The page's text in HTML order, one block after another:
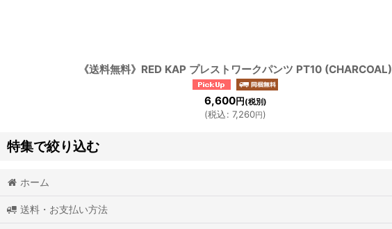
《送料無料》RED KAP プレストワークパンツ PT10 (CHARCOAL)
6,600円 (税別)
(税込: 7,260円)
特集で絞り込む
TEES
LONG SLEEVE TEES
ホーム
送料・お支払い方法